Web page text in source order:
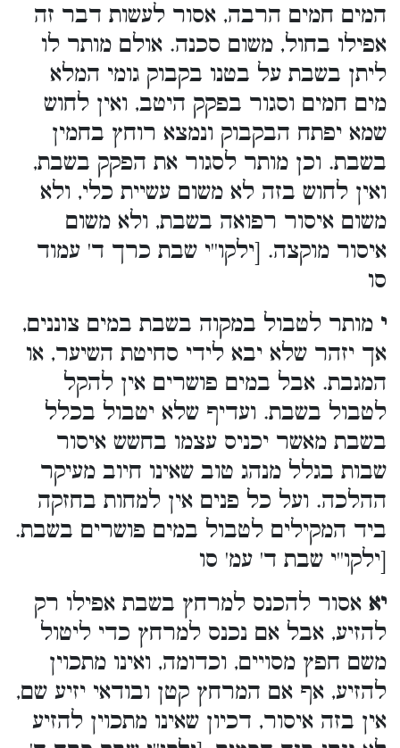
המים חמים הרבה, אסור לעשות דבר זה
אפילו בחול, משום סכנה. אולם מותר לו
ליתן בשבת על בטנו בקבוק גומי המלא
מים חמים וסגור בפקק היטב, ואין לחוש
שמא יפתח הבקבוק ונמצא רוחץ בחמין
בשבת. וכן מותר לסגור את הפקק בשבת,
ואין לחוש בזה לא משום עשיית כלי, ולא
משום איסור רפואה בשבת, ולא משום
איסור מוקצה. [ילקו''י שבת כרך ד' עמוד
סו
י מותר לטבול במקוה בשבת במים צוננים,
אך יזהר שלא יבא לידי סחיטת השיער, או
המגבת. אבל במים פושרים אין להקל
לטבול בשבת. ועדיף שלא יטבול בכלל
בשבת מאשר יכניס עצמו בחשש איסור
שבות בגלל מנהג טוב שאינו חיוב מעיקר
ההלכה. ועל כל פנים אין למחות בחזקה
ביד המקילים לטבול במים פושרים בשבת.
[ילקו''י שבת ד' עמ' סו
יא אסור להכנס למרחץ בשבת אפילו רק
להזיע, אבל אם נכנס למרחץ כדי ליטול
משם חפץ מסויים, וכדומה, ואינו מתכוין
להזיע, אף אם המרחץ קטן ובודאי יזיע שם,
אין בזה איסור, דכיון שאינו מתכוין להזיע